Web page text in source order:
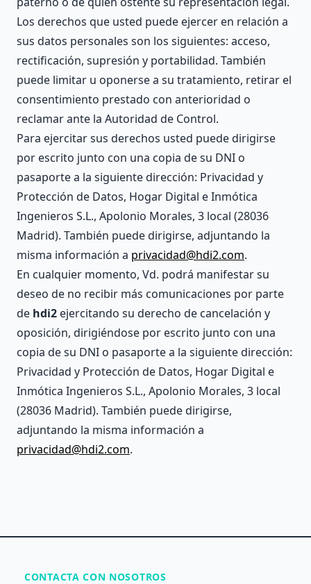
Los derechos que usted puede ejercer en relación a
sus datos personales son los siguientes: acceso,
rectificación, supresión y portabilidad. También
puede limitar u oponerse a su tratamiento, retirar el
consentimiento prestado con anterioridad o
reclamar ante la Autoridad de Control.
Para ejercitar sus derechos usted puede dirigirse
por escrito junto con una copia de su DNI o
pasaporte a la siguiente dirección: Privacidad y
Protección de Datos, Hogar Digital e Inmótica
Ingenieros S.L., Apolonio Morales, 3 local (28036
Madrid). También puede dirigirse, adjuntando la
misma información a privacidad@hdi2.com.
En cualquier momento, Vd. podrá manifestar su
deseo de no recibir más comunicaciones por parte
de hdi2 ejercitando su derecho de cancelación y
oposición, dirigiéndose por escrito junto con una
copia de su DNI o pasaporte a la siguiente dirección:
Privacidad y Protección de Datos, Hogar Digital e
Inmótica Ingenieros S.L., Apolonio Morales, 3 local
(28036 Madrid). También puede dirigirse,
adjuntando la misma información a
privacidad@hdi2.com.
CONTACTA CON NOSOTROS